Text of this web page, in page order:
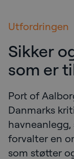
Utfordringen
Sikker
som er
Port of
Danmarks
forvalter en
som støtter